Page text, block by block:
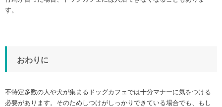
す。
おわりに
不特定多数の人や犬が集まるドッグカフェでは十分マナーに気をつける
必要があります。そのためしつけがしっかりできている場合でも、もし